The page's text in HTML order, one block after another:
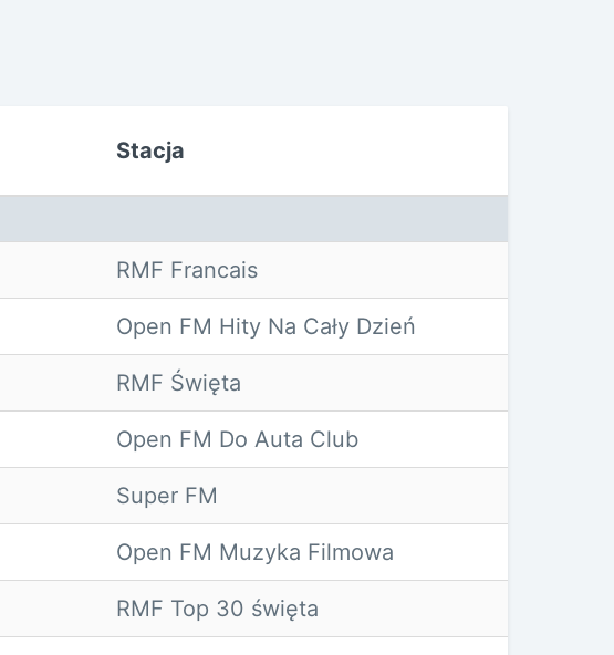
Stacja
RMF Francais
Open FM Hity Na Cały Dzień
RMF Święta
Open FM Do Auta Club
Super FM
Open FM Muzyka Filmowa
RMF Top 30 święta